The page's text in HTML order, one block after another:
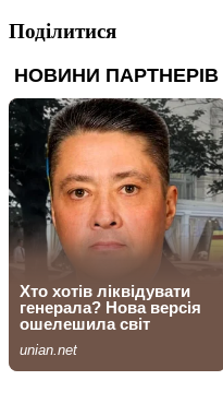
Поділитися